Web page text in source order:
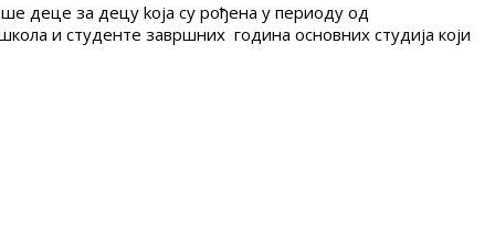
деце за децу koја су рођена у периоду од
и студенте завршних година основних студија који